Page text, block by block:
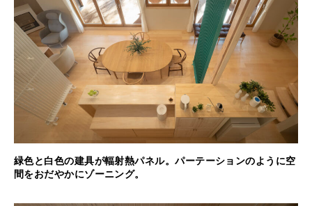
緑色と白色の建具が輻射熱パネル。パーテーションのように空
間をおだやかにゾーニング。